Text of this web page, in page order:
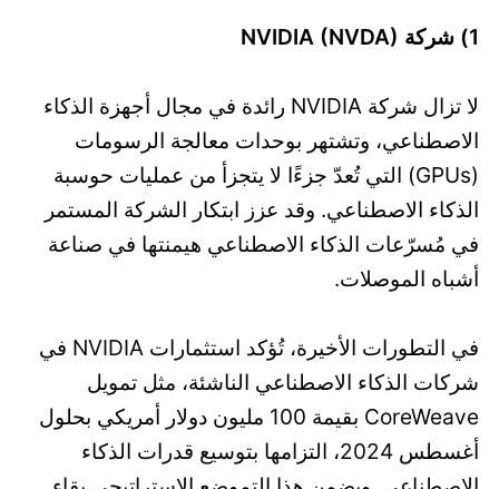
1) شركة NVIDIA (NVDA)
لا تزال شركة NVIDIA رائدة في مجال أجهزة الذكاء
الاصطناعي، وتشتهر بوحدات معالجة الرسومات
(GPUs) التي تُعدّ جزءًا لا يتجزأ من عمليات حوسبة
الذكاء الاصطناعي. وقد عزز ابتكار الشركة المستمر
في مُسرّعات الذكاء الاصطناعي هيمنتها في صناعة
أشباه الموصلات.
في التطورات الأخيرة، تُؤكد استثمارات NVIDIA في
شركات الذكاء الاصطناعي الناشئة، مثل تمويل
CoreWeave بقيمة 100 مليون دولار أمريكي بحلول
أغسطس 2024، التزامها بتوسيع قدرات الذكاء